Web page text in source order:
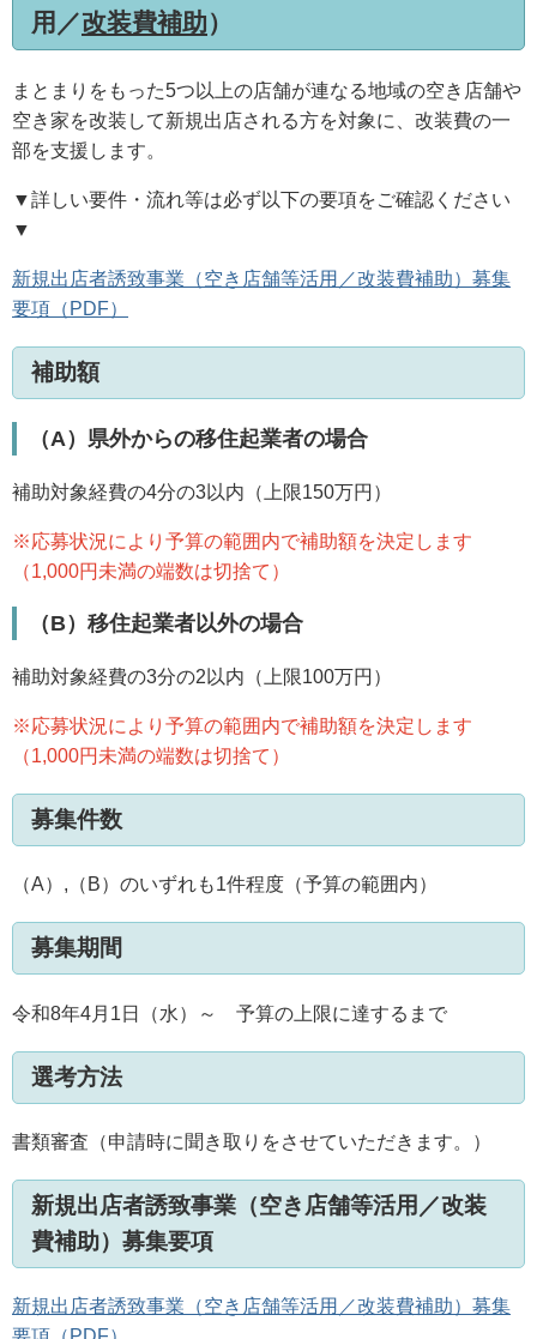
用／改装費補助）
まとまりをもった5つ以上の店舗が連なる地域の空き店舗や
空き家を改装して新規出店される方を対象に、改装費の一
部を支援します。
▼詳しい要件・流れ等は必ず以下の要項をご確認ください
▼
新規出店者誘致事業（空き店舗等活用／改装費補助）募集
要項（PDF）
補助額
（A）県外からの移住起業者の場合
補助対象経費の4分の3以内（上限150万円）
※応募状況により予算の範囲内で補助額を決定します
（1,000円未満の端数は切捨て）
（B）移住起業者以外の場合
補助対象経費の3分の2以内（上限100万円）
※応募状況により予算の範囲内で補助額を決定します
（1,000円未満の端数は切捨て）
募集件数
（A）,（B）のいずれも1件程度（予算の範囲内）
募集期間
令和8年4月1日（水）～ 予算の上限に達するまで
選考方法
書類審査（申請時に聞き取りをさせていただきます。）
新規出店者誘致事業（空き店舗等活用／改装
費補助）募集要項
新規出店者誘致事業（空き店舗等活用／改装費補助）募集